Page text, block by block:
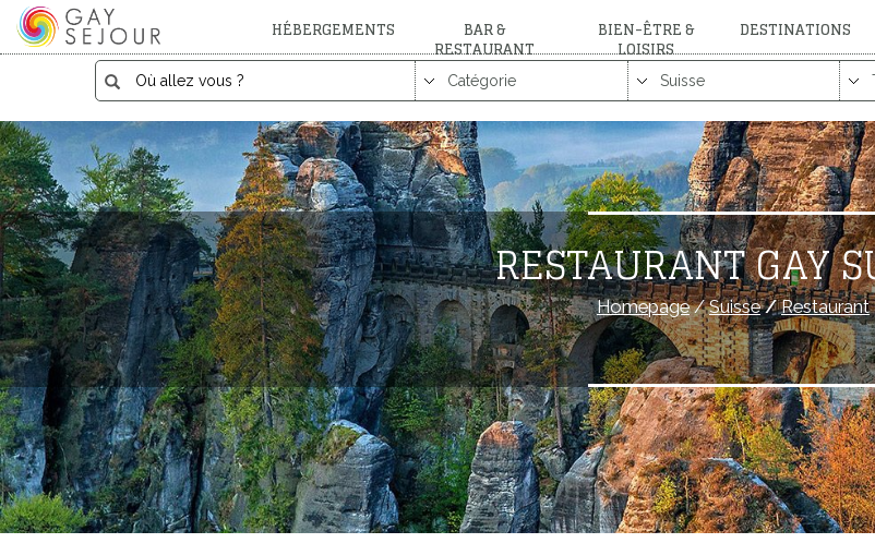
HÉBERGEMENTS BAR &
RESTAURANT
BIEN-ÊTRE &
LOISIRS
DESTINATIONS
RESTAURANT GAY
Homepage/Suisse/Restaurant